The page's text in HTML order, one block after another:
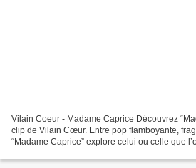
Vilain Coeur - Madame Caprice Découvrez
clip de Vilain Cœur. Entre pop flamboyante,
“Madame Caprice” explore celui ou celle que